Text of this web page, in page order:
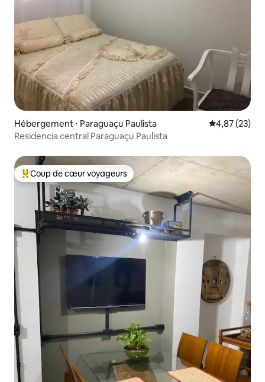
Hébergement ⋅ Paraguaçu Paulista Évaluation
4,87 (23)
Residencia central Paraguaçu Paulista
Coups de cœur voyageurs les plus appréciés
Coup de cœur voyageurs